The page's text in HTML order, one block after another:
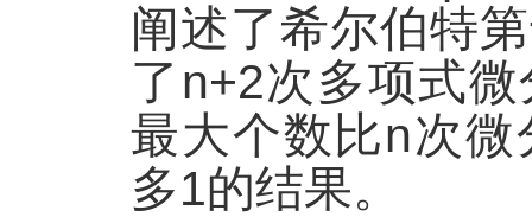
阐述了希尔伯特
了n+2次多项式
最大个数比n次
多1的结果。